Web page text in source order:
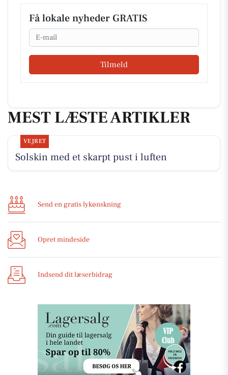
Få lokale nyheder GRATIS
Email
Tilmeld
MEST LÆSTE ARTIKLER
VEJRET
Solskin med et skarpt pust i luften
Send en gratis lykønskning
Opret mindeside
Indsend dit læserbidrag